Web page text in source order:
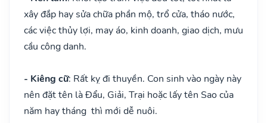
xây đắp hay sửa chữa phần mộ, trổ cửa, tháo nước,
các việc thủy lợi, may áo, kinh doanh, giao dịch, mưu
cầu công danh.
- Kiêng cữ: Rất kỵ đi thuyền. Con sinh vào ngày này
nên đặt tên là Đẩu, Giải, Trại hoặc lấy tên Sao của
năm hay tháng thì mới dễ nuôi.